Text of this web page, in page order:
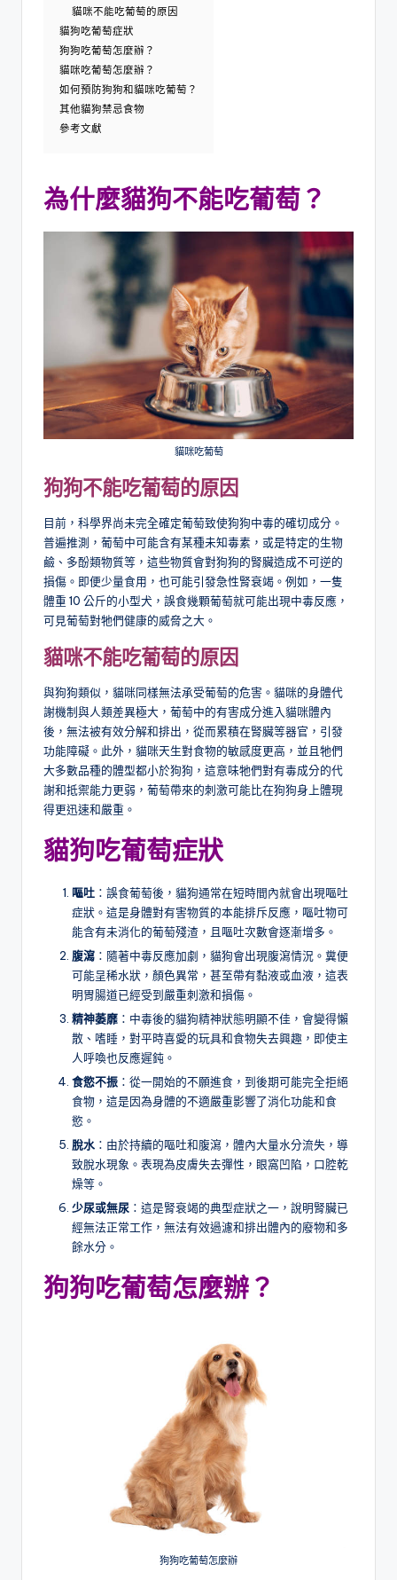
貓咪不能吃葡萄的原因
貓狗吃葡萄症狀
狗狗吃葡萄怎麼辦？
貓咪吃葡萄怎麼辦？
如何預防狗狗和貓咪吃葡萄？
其他貓狗禁忌食物
參考文獻
為什麼貓狗不能吃葡萄？
貓咪吃葡萄
狗狗不能吃葡萄的原因
目前，科學界尚未完全確定葡萄致使狗狗中毒的確切成分。
普遍推測，葡萄中可能含有某種未知毒素，或是特定的生物
鹼、多酚類物質等，這些物質會對狗狗的腎臟造成不可逆的
損傷。即便少量食用，也可能引發急性腎衰竭。例如，一隻
體重 10 公斤的小型犬，誤食幾顆葡萄就可能出現中毒反應，
可見葡萄對牠們健康的威脅之大。
貓咪不能吃葡萄的原因
與狗狗類似，貓咪同樣無法承受葡萄的危害。貓咪的身體代
謝機制與人類差異極大，葡萄中的有害成分進入貓咪體內
後，無法被有效分解和排出，從而累積在腎臟等器官，引發
功能障礙。此外，貓咪天生對食物的敏感度更高，並且牠們
大多數品種的體型都小於狗狗，這意味牠們對有毒成分的代
謝和抵禦能力更弱，葡萄帶來的刺激可能比在狗狗身上體現
得更迅速和嚴重。
貓狗吃葡萄症狀
嘔吐 ：誤食葡萄後，貓狗通常在短時間內就會出現嘔吐
症狀。這是身體對有害物質的本能排斥反應，嘔吐物可
能含有未消化的葡萄殘渣，且嘔吐次數會逐漸增多。
腹瀉 ：隨著中毒反應加劇，貓狗會出現腹瀉情況。糞便
可能呈稀水狀，顏色異常，甚至帶有黏液或血液，這表
明胃腸道已經受到嚴重刺激和損傷。
精神萎靡 ：中毒後的貓狗精神狀態明顯不佳，會變得懶
散、嗜睡，對平時喜愛的玩具和食物失去興趣，即使主
人呼喚也反應遲鈍。
食慾不振 ：從一開始的不願進食，到後期可能完全拒絕
食物，這是因為身體的不適嚴重影響了消化功能和食
慾。
脫水 ：由於持續的嘔吐和腹瀉，體內大量水分流失，導
致脫水現象。表現為皮膚失去彈性，眼窩凹陷，口腔乾
燥等。
少尿或無尿 ：這是腎衰竭的典型症狀之一，說明腎臟已
經無法正常工作，無法有效過濾和排出體內的廢物和多
餘水分。
狗狗吃葡萄怎麼辦？
狗狗吃葡萄怎麼辦